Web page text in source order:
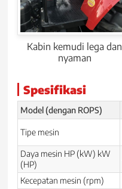
Kabin kemudi lega dan
nyaman
Spesifikasi
Model (dengan ROPS)
Tipe mesin
Daya mesin HP (kW) kW
(HP)
Kecepatan mesin (rpm)